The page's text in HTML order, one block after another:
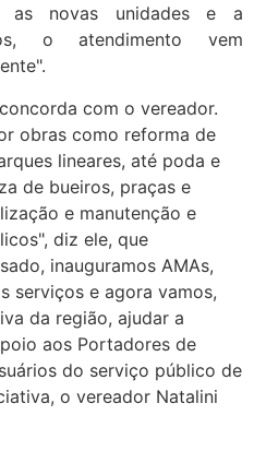
as novas unidades e a
o atendimento vem
com o vereador.
obras como reforma de
lineares, até poda e
de bueiros, praças e
e manutenção e
diz ele, que
inauguramos AMAs,
serviços e agora vamos,
da região, ajudar a
aos Portadores de
do serviço público de
o vereador Natalini